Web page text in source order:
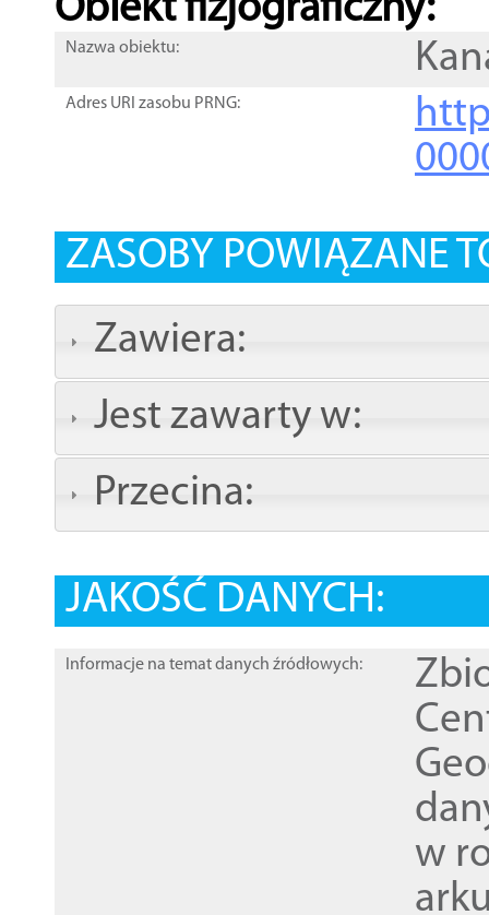
Obiekt fizjograficzny:
Nazwa obiektu:
Adres URI zasobu PRNG:
ZASOBY POWIĄZANE
Zawiera:
Jest zawarty w:
Przecina:
JAKOŚĆ DANYCH:
Informacje na temat danych źródłowych:
w